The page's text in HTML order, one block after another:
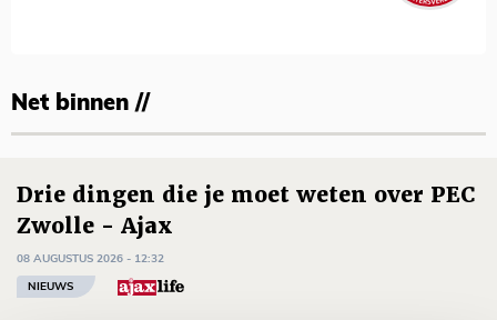
Net binnen //
Drie dingen die je moet weten over PEC
Zwolle - Ajax
08 AUGUSTUS 2026 - 12:32
NIEUWS